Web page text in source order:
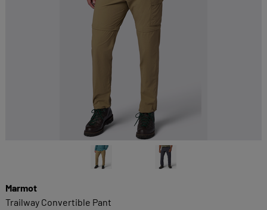
Marmot
Trailway Convertible Pant